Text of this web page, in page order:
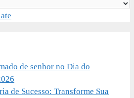
de senhor no Dia do
de Sucesso: Transforme Sua